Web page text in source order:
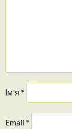
Ім'я *
Email*